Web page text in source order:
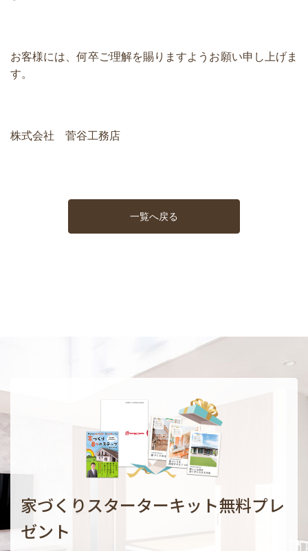
お客様には、何卒ご理解を賜りますようお願い申し上げま
す。
株式会社 菅谷工務店
一覧へ戻る
家づくりスターターキット無料プレ
ゼント